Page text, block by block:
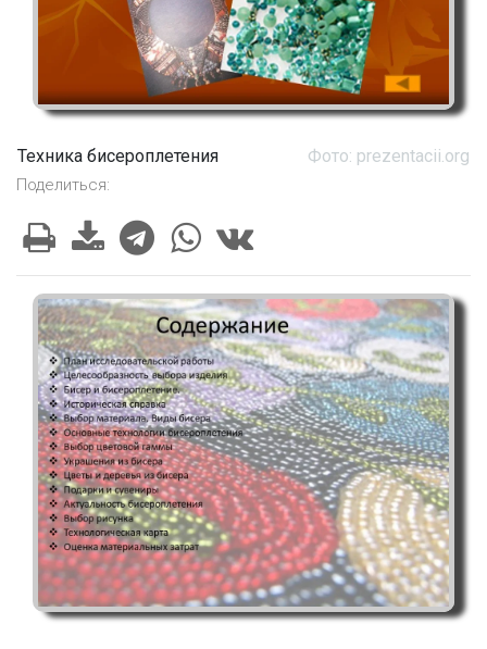
Техника бисероплетения Фото: prezentacii.org
Поделиться: